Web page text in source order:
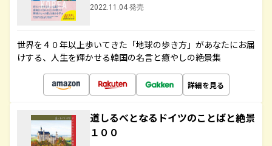
2022.11.04 発売
世界を４０年以上歩いてきた「地球の歩き方」があなたにお届
けする、人生を輝かせる韓国の名言と癒やしの絶景集
詳細を見る
道しるべとなるドイツのことばと絶景
１００